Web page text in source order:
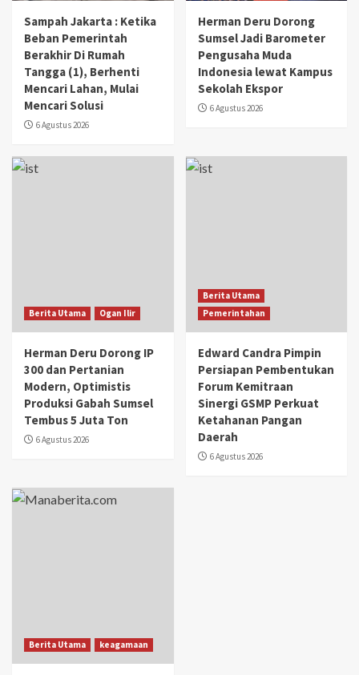
Sampah Jakarta : Ketika
Beban Pemerintah
Berakhir Di Rumah
Tangga (1), Berhenti
Mencari Lahan, Mulai
Mencari Solusi
6 Agustus 2026
Herman Deru Dorong
Sumsel Jadi Barometer
Pengusaha Muda
Indonesia lewat Kampus
Sekolah Ekspor
6 Agustus 2026
Berita Utama Ogan Ilir
Herman Deru Dorong IP
300 dan Pertanian
Modern, Optimistis
Produksi Gabah Sumsel
Tembus 5 Juta Ton
6 Agustus 2026
Berita Utama
Pemerintahan
Edward Candra Pimpin
Persiapan Pembentukan
Forum Kemitraan
Sinergi GSMP Perkuat
Ketahanan Pangan
Daerah
6 Agustus 2026
Berita Utama keagamaan